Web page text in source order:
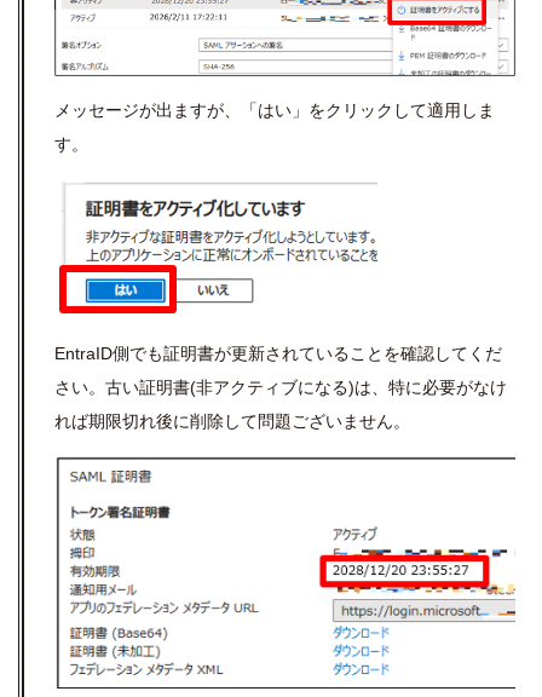
メッセージが出ますが、「はい」をクリックして適用しま
す。
EntraID側でも証明書が更新されていることを確認してくだ
さい。古い証明書(非アクティブになる)は、特に必要がなけ
れば期限切れ後に削除して問題ございません。